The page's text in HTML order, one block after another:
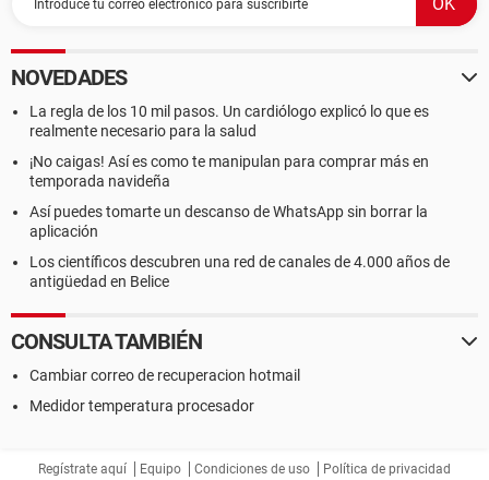
NOVEDADES
La regla de los 10 mil pasos. Un cardiólogo explicó lo que es
realmente necesario para la salud
¡No caigas! Así es como te manipulan para comprar más en
temporada navideña
Así puedes tomarte un descanso de WhatsApp sin borrar la
aplicación
Los científicos descubren una red de canales de 4.000 años de
antigüedad en Belice
CONSULTA TAMBIÉN
Cambiar correo de recuperacion hotmail
Medidor temperatura procesador
Regístrate aquí Equipo Condiciones de uso Política de privacidad